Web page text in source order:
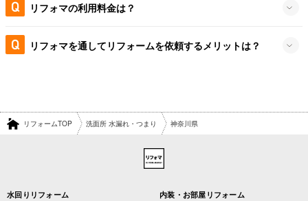
リフォマの利用料金は？
リフォマを通してリフォームを依頼するメリットは？
リフォームTOP 洗面所 水漏れ・つまり 神奈川県
水回りリフォーム 内装・お部屋リフォーム